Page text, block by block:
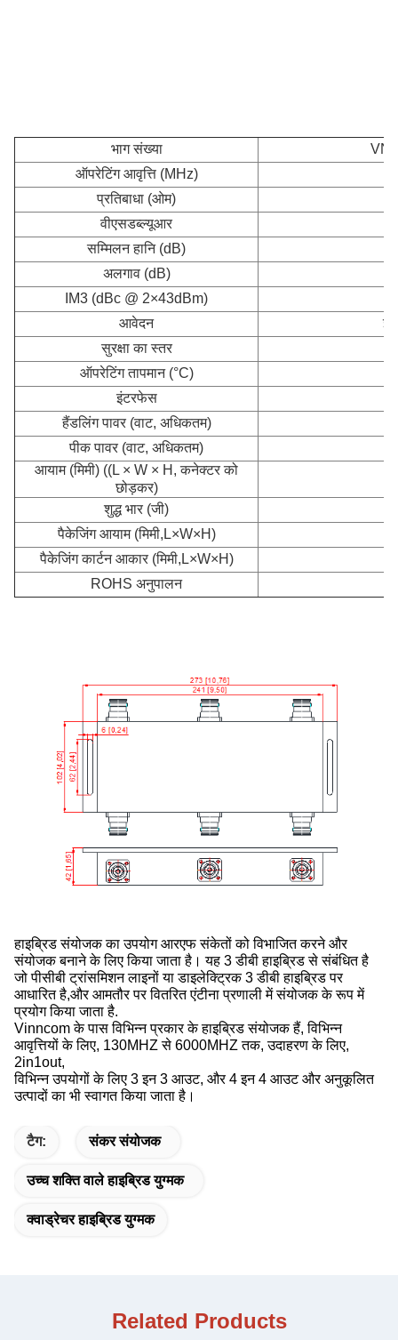
भाग संख्या
VN-
ऑपरेटिंग आवृत्ति (MHz)
प्रतिबाधा (ओम)
वीएसडब्ल्यूआर
सम्मिलन हानि (dB)
अलगाव (dB)
IM3 (dBc @ 2×43dBm)
आवेदन
सुरक्षा का स्तर
ऑपरेटिंग तापमान (°C)
इंटरफेस
हैंडलिंग पावर (वाट, अधिकतम)
पीक पावर (वाट, अधिकतम)
आयाम (मिमी) ((L × W × H, कनेक्टर को
छोड़कर)
शुद्ध भार (जी)
पैकेजिंग आयाम (मिमी,L×W×H)
पैकेजिंग कार्टन आकार (मिमी,L×W×H)
ROHS अनुपालन
हाइब्रिड संयोजक का उपयोग आरएफ संकेतों को विभाजित करने और
संयोजक बनाने के लिए किया जाता है। यह 3 डीबी हाइब्रिड से संबंधित है
जो पीसीबी ट्रांसमिशन लाइनों या डाइलेक्ट्रिक 3 डीबी हाइब्रिड पर
आधारित है,और आमतौर पर वितरित एंटीना प्रणाली में संयोजक के रूप में
प्रयोग किया जाता है.
Vinncom के पास विभिन्न प्रकार के हाइब्रिड संयोजक हैं, विभिन्न
आवृत्तियों के लिए, 130MHZ से 6000MHZ तक, उदाहरण के लिए,
2in1out,
विभिन्न उपयोगों के लिए 3 इन 3 आउट, और 4 इन 4 आउट और अनुकूलित
उत्पादों का भी स्वागत किया जाता है।
टैग: संकर संयोजक
उच्च शक्ति वाले हाइब्रिड युग्मक
क्वाड्रेचर हाइब्रिड युग्मक
Related Products